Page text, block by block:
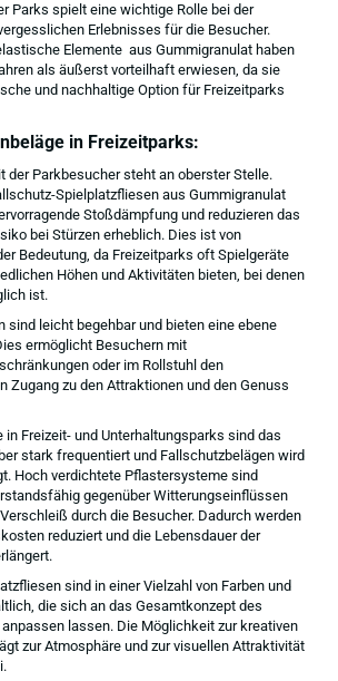
Parks spielt eine wichtige Rolle bei der
Erlebnisses für die Besucher.
Elemente aus Gummigranulat haben
als äußerst vorteilhaft erwiesen, da sie
und nachhaltige Option für Freizeitparks
in Freizeitparks:
der Parkbesucher steht an oberster Stelle.
Spielplatzfliesen aus Gummigranulat
Stoßdämpfung und reduzieren das
bei Stürzen erheblich. Dies ist von
Bedeutung, da Freizeitparks oft Spielgeräte
Höhen und Aktivitäten bieten, bei denen
ist.
sind leicht begehbar und bieten eine ebene
ermöglicht Besuchern mit
oder im Rollstuhl den
Zugang zu den Attraktionen und den Genuss
in Freizeit- und Unterhaltungsparks sind das
stark frequentiert und Fallschutzbelägen wird
Hoch verdichtete Pflastersysteme sind
gegenüber Witterungseinflüssen
durch die Besucher. Dadurch werden
reduziert und die Lebensdauer der
sind in einer Vielzahl von Farben und
die sich an das Gesamtkonzept des
lassen. Die Möglichkeit zur kreativen
zur Atmosphäre und zur visuellen Attraktivität